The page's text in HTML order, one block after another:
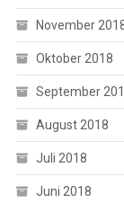
November
Oktober 2018
September
August 2018
Juli 2018
Juni 2018